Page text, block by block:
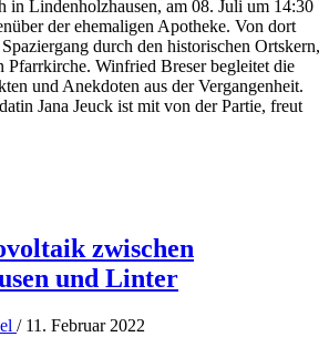
in Lindenholzhausen, am 08. Juli um 14:30
der ehemaligen Apotheke. Von dort
durch den historischen Ortskern,
Pfarrkirche. Winfried Breser begleitet die
und Anekdoten aus der Vergangenheit.
Jana Jeuck ist mit von der Partie, freut
zwischen
und Linter
/ 11. Februar 2022